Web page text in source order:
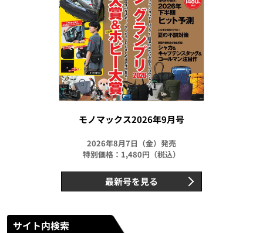
モノマックス2026年9月号
2026年8月7日（金）発売
特別価格：1,480円（税込）
最新号を見る
サイト内検索